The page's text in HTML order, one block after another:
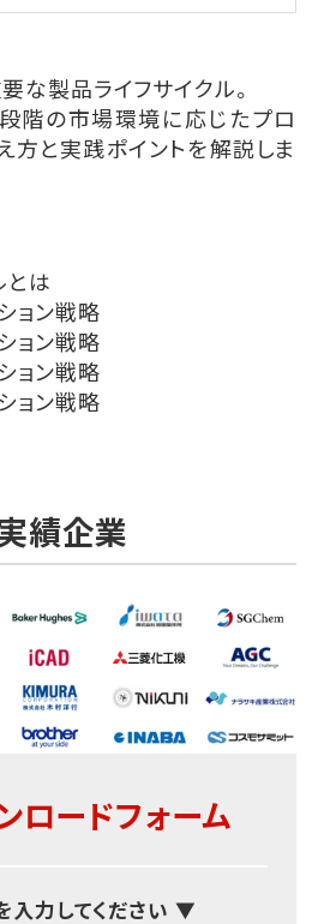
な製品ライフサイクル。
階の市場環境に応じたプロ
方と実践ポイントを解説しま
とは
ョン戦略
ョン戦略
ョン戦略
ョン戦略
績企業
ロードフォーム
力してください ▼